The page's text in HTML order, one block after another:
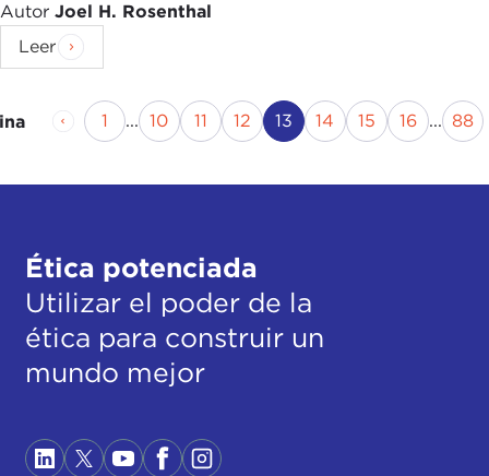
Autor Joel H. Rosenthal
Leer
Página anterior
Página
1 ... Página
10 Página
11 Página
12 Página actual
13 Página
14 Página
15 Página
16 ... 88
Ética potenciada
Utilizar el poder de la
ética para construir un
mundo mejor